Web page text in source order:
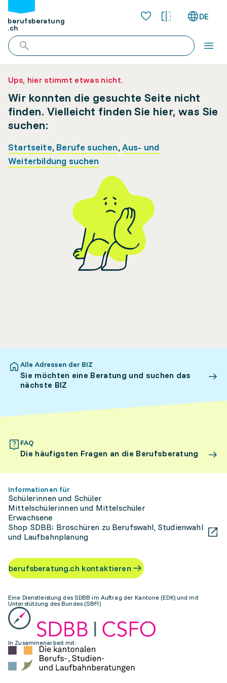
berufsberatung
.ch
DE
Ups, hier stimmt etwas nicht.
Wir konnten die gesuchte Seite nicht
finden. Vielleicht finden Sie hier, was Sie
suchen:
Startseite, Berufe suchen,Aus- und
Weiterbildung suchen
Alle Adressen der BIZ
Sie möchten eine Beratung und suchen das
nächste BIZ
FAQ
Die häufigsten Fragen an die Berufsberatung
Informationen für
Schülerinnen und Schüler
Mittelschülerinnen und Mittelschüler
Erwachsene
Shop SDBB: Broschüren zu Berufswahl, Studienwahl
und Laufbahnplanung
berufsberatung.ch kontaktieren
Eine Dienstleistung des SDBB im Auftrag der Kantone (EDK) und mit
Unterstützung des Bundes (SBFI)
In Zusammenarbeit mit: